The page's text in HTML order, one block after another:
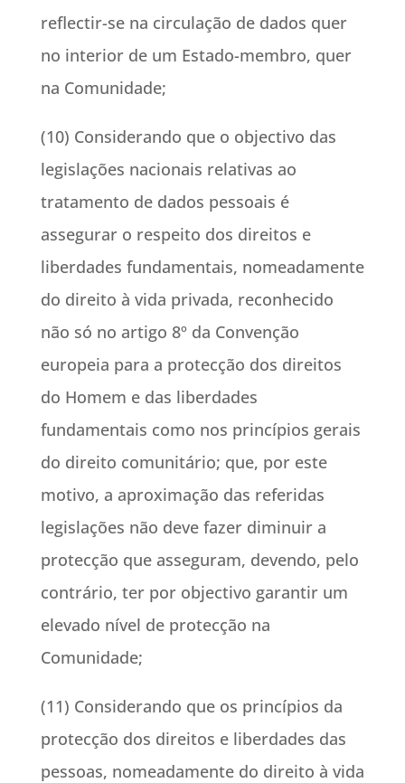
reflectir-se na circulação de dados quer
no interior de um Estado-membro, quer
na Comunidade;
(10) Considerando que o objectivo das
legislações nacionais relativas ao
tratamento de dados pessoais é
assegurar o respeito dos direitos e
liberdades fundamentais, nomeadamente
do direito à vida privada, reconhecido
não só no artigo 8º da Convenção
europeia para a protecção dos direitos
do Homem e das liberdades
fundamentais como nos princípios gerais
do direito comunitário; que, por este
motivo, a aproximação das referidas
legislações não deve fazer diminuir a
protecção que asseguram, devendo, pelo
contrário, ter por objectivo garantir um
elevado nível de protecção na
Comunidade;
(11) Considerando que os princípios da
protecção dos direitos e liberdades das
pessoas, nomeadamente do direito à vida